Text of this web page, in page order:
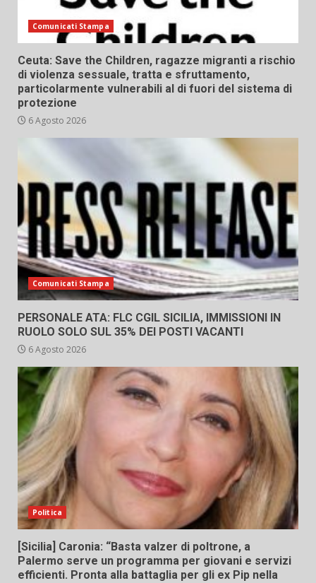
Comunicati Stampa
Ceuta: Save the Children, ragazze migranti a rischio
di violenza sessuale, tratta e sfruttamento,
particolarmente vulnerabili al di fuori del sistema di
protezione
6 Agosto 2026
Comunicati Stampa
PERSONALE ATA: FLC CGIL SICILIA, IMMISSIONI IN
RUOLO SOLO SUL 35% DEI POSTI VACANTI
6 Agosto 2026
Politica
[Sicilia] Caronia: “Basta valzer di poltrone, a
Palermo serve un programma per giovani e servizi
efficienti. Pronta alla battaglia per gli ex Pip nella